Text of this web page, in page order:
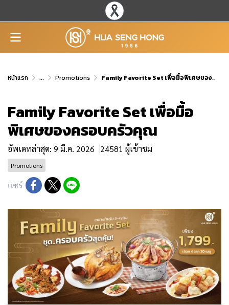
หน้าแรก ... Promotions Family Favorite Set เพื่อมื้อพิเศษของครอบครัวคุณ
Family Favorite Set เพื่อมื้อ
พิเศษของครอบครัวคุณ
อัพเดทล่าสุด: 9 มี.ค. 2026 24581 ผู้เข้าชม
Promotions
แชร์